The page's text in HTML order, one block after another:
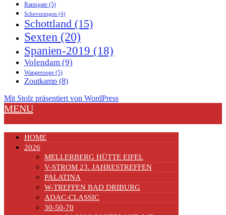
Ramsgate (5)
Scheveningen (4)
Schottland (15)
Sexten (20)
Spanien-2019 (18)
Volendam (9)
Wangerooge (5)
Zoutkamp (8)
Mit Stolz präsentiert von WordPress
MENU
HOME
2026
MELLERBERG HÜTTE EIFEL
V-STROM 23. JAHRESTREFFEN
PALATINA
W-TREFFEN BAD DRIBURG
ADAC-CLASSIC
30-50-70